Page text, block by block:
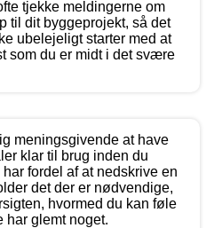
tjekke meldingerne om
til dit byggeprojekt, så det
ubelejeligt starter med at
som du er midt i det svære
meningsgivende at have
klar til brug inden du
fordel af at nedskrive en
det der er nødvendige,
hvormed du kan føle
har glemt noget.